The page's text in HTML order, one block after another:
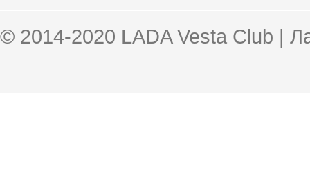
© 2014-2020 LADA Vesta Club |